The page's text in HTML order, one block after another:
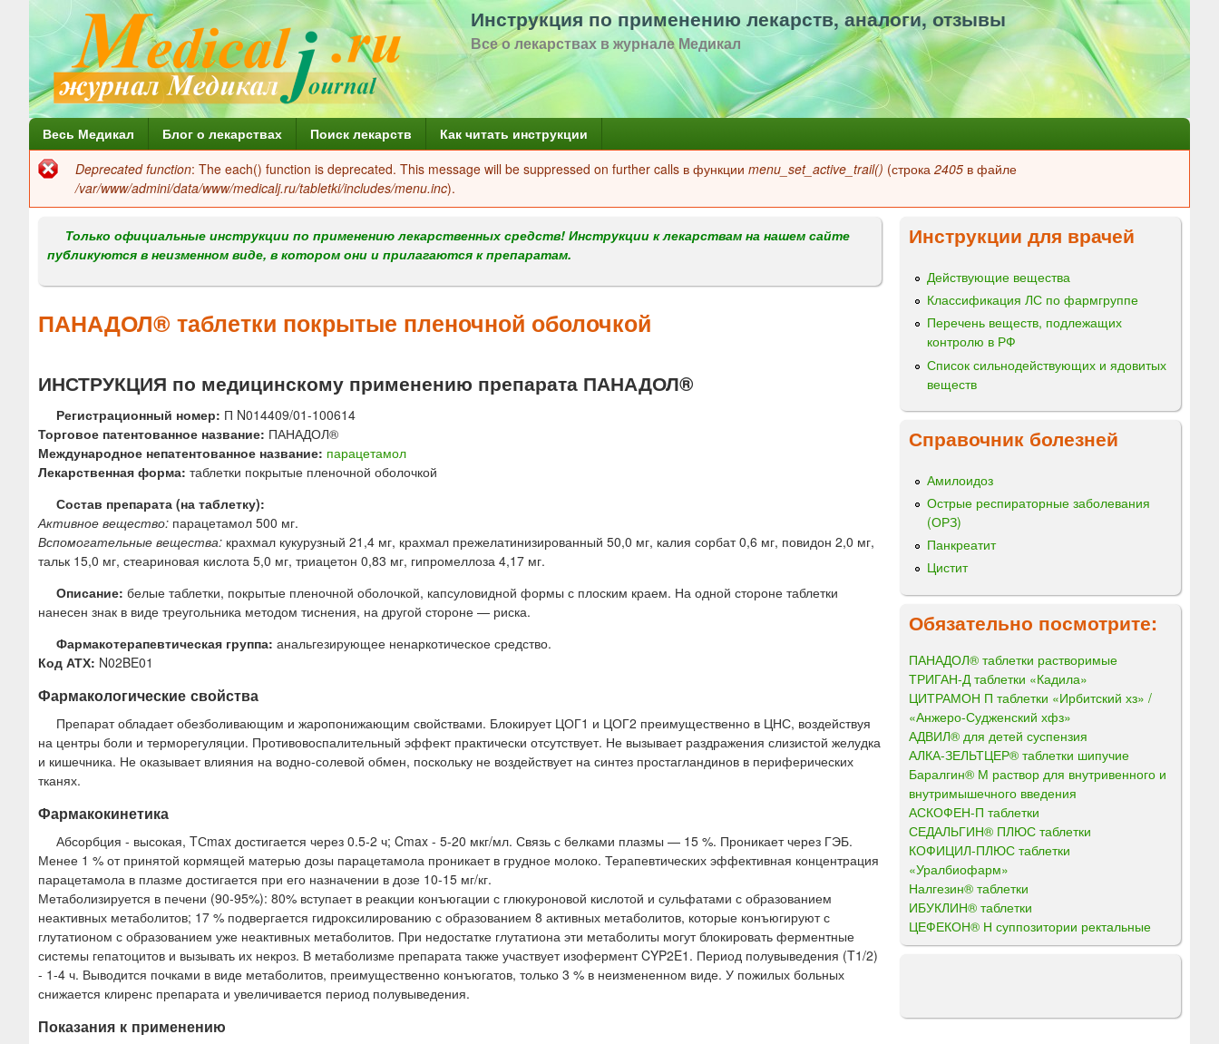
Перейти
к
содержанию
Инструкция по применению лекарств, аналоги, отзывы
Все о лекарствах в журнале Медикал
Г
л
н
м
н
Весь Медикал Блог о лекарствах Поиск лекарств Как читать инструкции
Сообщение
об
ошибке
Deprecated function: The each() function is deprecated. This message will be suppressed on further calls в функции menu_set_active_trail() (строка 2405 в файле
/var/www/admini/data/www/medicalj.ru/tabletki/includes/menu.inc).
Только официальные инструкции по применению лекарственных средств! Инструкции к лекарствам на нашем сайте
публикуются в неизменном виде, в котором они и прилагаются к препаратам.
ПАНАДОЛ® таблетки покрытые пленочной оболочкой
ИНСТРУКЦИЯ по медицинскому применению препарата ПАНАДОЛ®
Регистрационный номер: П N014409/01-100614
Торговое патентованное название: ПАНАДОЛ®
Международное непатентованное название: парацетамол
Лекарственная форма: таблетки покрытые пленочной оболочкой
Состав препарата (на таблетку):
Активное вещество: парацетамол 500 мг.
Вспомогательные вещества: крахмал кукурузный 21,4 мг, крахмал прежелатинизированный 50,0 мг, калия сорбат 0,6 мг, повидон 2,0 мг,
тальк 15,0 мг, стеариновая кислота 5,0 мг, триацетон 0,83 мг, гипромеллоза 4,17 мг.
Описание: белые таблетки, покрытые пленочной оболочкой, капсуловидной формы с плоским краем. На одной стороне таблетки
нанесен знак в виде треугольника методом тиснения, на другой стороне — риска.
Фармакотерапевтическая группа: анальгезирующее ненаркотическое средство.
Код АТХ: N02BE01
Фармакологические свойства
Препарат обладает обезболивающим и жаропонижающим свойствами. Блокирует ЦОГ1 и ЦОГ2 преимущественно в ЦНС, воздействуя
на центры боли и терморегуляции. Противовоспалительный эффект практически отсутствует. Не вызывает раздражения слизистой желудка
и кишечника. Не оказывает влияния на водно-солевой обмен, поскольку не воздействует на синтез простагландинов в периферических
тканях.
Фармакокинетика
Абсорбция - высокая, TСmax достигается через 0.5-2 ч; Cmax - 5-20 мкг/мл. Связь с белками плазмы — 15 %. Проникает через ГЭБ.
Менее 1 % от принятой кормящей матерью дозы парацетамола проникает в грудное молоко. Терапевтических эффективная концентрация
парацетамола в плазме достигается при его назначении в дозе 10-15 мг/кг.
Метаболизируется в печени (90-95%): 80% вступает в реакции конъюгации с глюкуроновой кислотой и сульфатами с образованием
неактивных метаболитов; 17 % подвергается гидроксилированию с образованием 8 активных метаболитов, которые конъюгируют с
глутатионом с образованием уже неактивных метаболитов. При недостатке глутатиона эти метаболиты могут блокировать ферментные
системы гепатоцитов и вызывать их некроз. В метаболизме препарата также участвует изофермент CYP2E1. Период полувыведения (T1/2)
- 1-4 ч. Выводится почками в виде метаболитов, преимущественно конъюгатов, только 3 % в неизмененном виде. У пожилых больных
снижается клиренс препарата и увеличивается период полувыведения.
Показания к применению
Инструкции для врачей
Действующие вещества
Классификация ЛС по фармгруппе
Перечень веществ, подлежащих
контролю в РФ
Список сильнодействующих и ядовитых
веществ
Справочник болезней
Амилоидоз
Острые респираторные заболевания
(ОРЗ)
Панкреатит
Цистит
Обязательно посмотрите:
ПАНАДОЛ® таблетки растворимые
ТРИГАН-Д таблетки «Кадила»
ЦИТРАМОН П таблетки «Ирбитский хз» /
«Анжеро-Судженский хфз»
АДВИЛ® для детей суспензия
АЛКА-ЗЕЛЬТЦЕР® таблетки шипучие
Баралгин® М раствор для внутривенного и
внутримышечного введения
АСКОФЕН-П таблетки
СЕДАЛЬГИН® ПЛЮС таблетки
КОФИЦИЛ-ПЛЮС таблетки
«Уралбиофарм»
Налгезин® таблетки
ИБУКЛИН® таблетки
ЦЕФЕКОН® Н суппозитории ректальные